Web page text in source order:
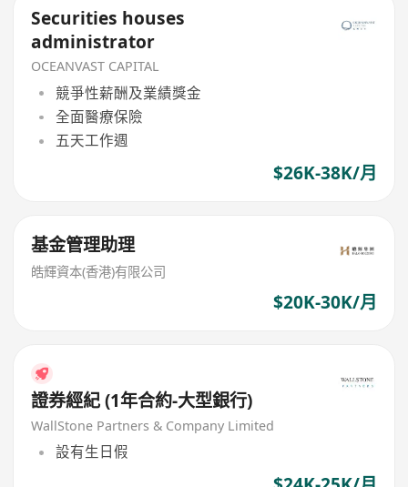
Securities houses
administrator
OCEANVAST CAPITAL
競爭性薪酬及業績獎金
全面醫療保險
五天工作週
$26K-38K/月
基金管理助理
皓輝資本(香港)有限公司
$20K-30K/月
證券經紀 (1年合約-大型銀行)
WallStone Partners & Company Limited
設有生日假